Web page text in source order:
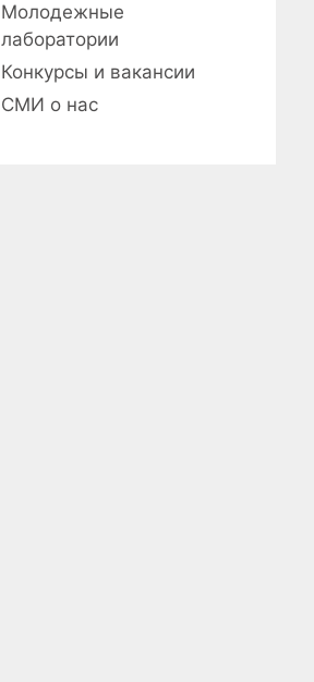
Молодежные
лаборатории
Конкурсы и вакансии
СМИ о нас